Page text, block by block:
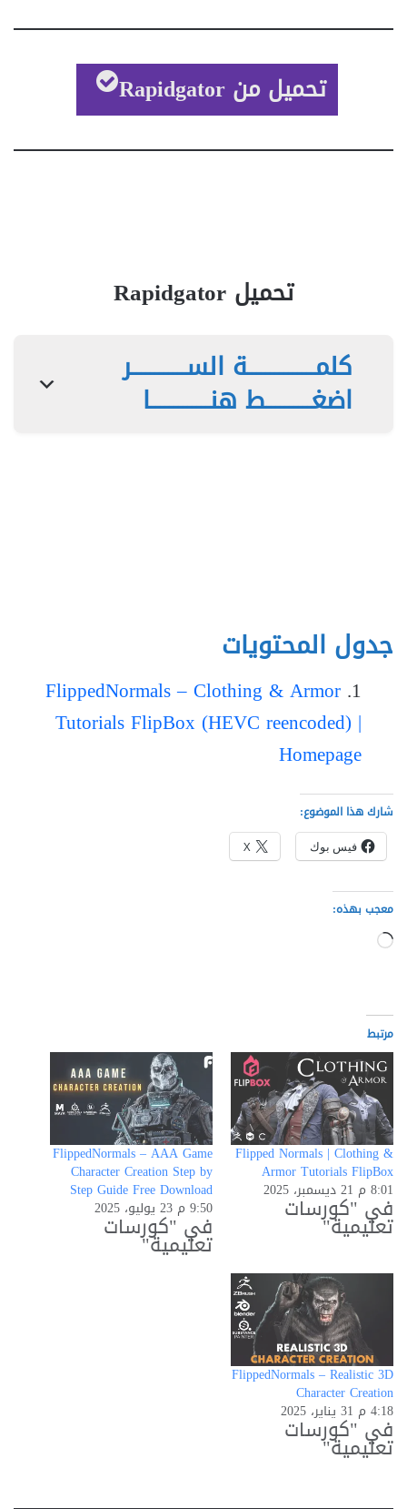
تحميل من Rapidgator
تحميل Rapidgator
كلمـــــــــــــــة الســــــــــــر
اضغــــــــــط هنـــــــــــــا
جدول المحتويات
FlippedNormals – Clothing & Armor
Tutorials FlipBox (HEVC reencoded) |
Homepage
شارك هذا الموضوع:
فيس بوك X
معجب بهذه:
جاري
مرتبط
Flipped Normals | Clothing &
Armor Tutorials FlipBox
8:01 م 21 ديسمبر، 2025
في "كورسات
تعليمية"
FlippedNormals – AAA Game
Character Creation Step by
Step Guide Free Download
9:50 م 23 يوليو، 2025
في "كورسات
تعليمية"
FlippedNormals – Realistic 3D
Character Creation
4:18 م 31 يناير، 2025
في "كورسات
تعليمية"